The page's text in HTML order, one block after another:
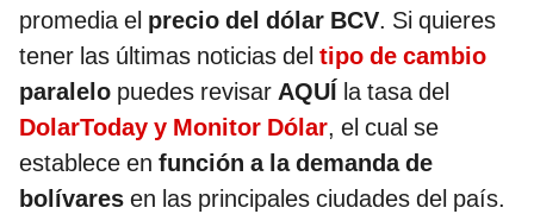
promedia el precio del dólar BCV. Si quieres
tener las últimas noticias del tipo de cambio
paralelo puedes revisar AQUÍ la tasa del
DolarToday y Monitor Dólar, el cual se
establece en función a la demanda de
bolívares en las principales ciudades del país.